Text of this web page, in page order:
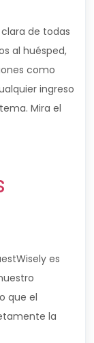
de todas
al huésped,
como
ingreso
Mira el
es
que el
la